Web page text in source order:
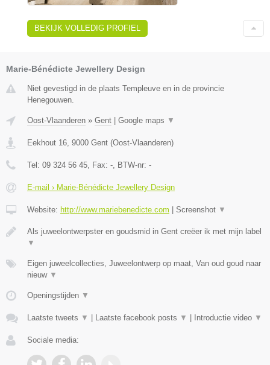
BEKIJK VOLLEDIG PROFIEL
Marie-Bénédicte Jewellery Design
Niet gevestigd in de plaats Templeuve en in de provincie
Henegouwen.
Oost-Vlaanderen » Gent Google maps ▼
Eekhout 16, 9000 Gent (Oost-Vlaanderen)
Tel: 09 324 56 45, Fax: -, BTW-nr: -
E-mail › Marie-Bénédicte Jewellery Design
Website: http://www.mariebenedicte.com Screenshot ▼
Als juweelontwerpster en goudsmid in Gent creëer ik met mijn label
▼
Eigen juweelcollecties, Juweelontwerp op maat, Van oud goud naar
nieuw ▼
Openingstijden ▼
Laatste tweets ▼ Laatste facebook posts ▼ Introductie video ▼
Sociale media: